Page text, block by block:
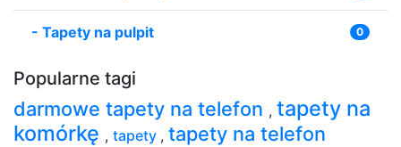
- Tapety na pulpit 0
Popularne tagi
darmowe tapety na telefon , tapety na
komórkę , tapety , tapety na telefon